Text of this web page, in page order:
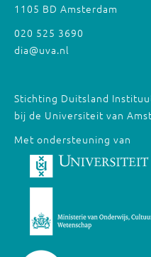
1105 BD Amsterdam
020 525 3690
dia@uva.nl
Stichting Duitsland
bij de Universiteit van
Met ondersteuning van